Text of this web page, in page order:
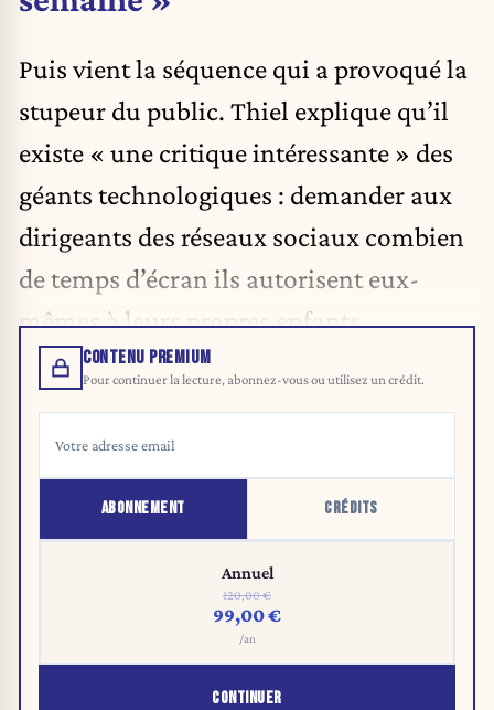
Puis vient la séquence qui a provoqué la
stupeur du public. Thiel explique qu’il
existe « une critique intéressante » des
géants technologiques : demander aux
dirigeants des réseaux sociaux combien
de temps d’écran ils autorisent eux-
mêmes à leurs propres enfants.
CONTENU PREMIUM
Pour continuer la lecture, abonnez-vous ou utilisez un crédit.
ABONNEMENT CRÉDITS
Annuel
120,00 €
99,00 €
/an
CONTINUER